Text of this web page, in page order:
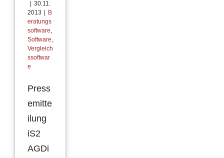
| 30.11.
2013 | B
eratungs
software
Software
Vergleich
ssoftwar
e
Press
emitte
ilung
iS2
AGDi